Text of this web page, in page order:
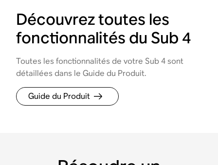
Découvrez toutes les
fonctionnalités du Sub 4
Toutes les fonctionnalités de votre Sub 4 sont
détaillées dans le Guide du Produit.
Guide du Produit